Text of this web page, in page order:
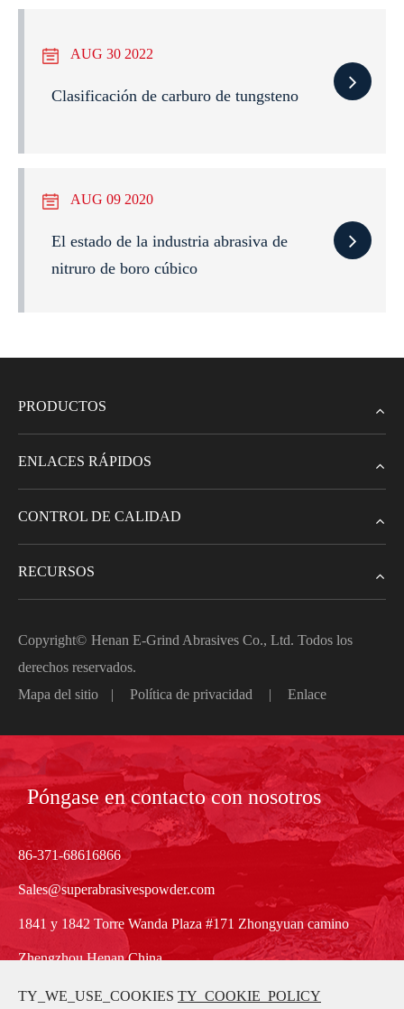
AUG 30 2022
Clasificación de carburo de tungsteno
AUG 09 2020
El estado de la industria abrasiva de
nitruro de boro cúbico
PRODUCTOS
ENLACES RÁPIDOS
CONTROL DE CALIDAD
RECURSOS
Copyright© Henan E-Grind Abrasives Co., Ltd. Todos los
derechos reservados.
Mapa del sitio
| Política de privacidad | Enlace
Póngase en contacto con nosotros
86-371-68616866
Sales@superabrasivespowder.com
1841 y 1842 Torre Wanda Plaza #171 Zhongyuan camino
Zhengzhou Henan China
TY_WE_USE_COOKIES TY_COOKIE_POLICY